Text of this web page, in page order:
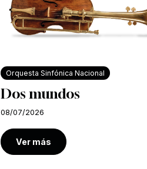
Orquesta Sinfónica Nacional
Dos mundos
08/07/2026
Ver más